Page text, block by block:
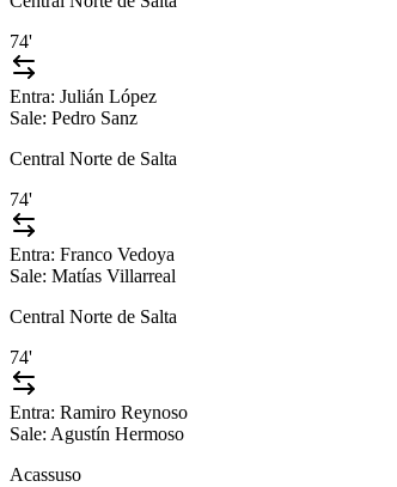
74'
Entra: Julián López
Sale: Pedro Sanz
Central Norte de Salta
74'
Entra: Franco Vedoya
Sale: Matías Villarreal
Central Norte de Salta
74'
Entra: Ramiro Reynoso
Sale: Agustín Hermoso
Acassuso